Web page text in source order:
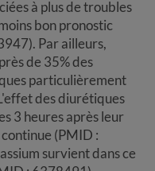
à plus de troubles
bon pronostic
Par ailleurs,
de 35% des
particulièrement
des diurétiques
3 heures après leur
(PMID :
survient dans ce